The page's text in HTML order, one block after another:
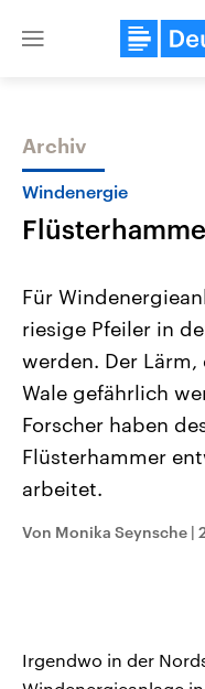
Close
Themen
Landtagswahl Sachsen-
2026
Alle Informationen
Sachsen-Anhalt wählt
September 2026 einen
Bundesland von einer
Umfragen, Prognosen,
Wahlprogramme,
und Kandidaten der
Archiv
Windenergie
Für
riesige Pfeiler in
werden. Der
Wale gefährlich
Forscher haben
Flüsterhammer
arbeitet.
Von Monika Seynsche |
Irgendwo in der